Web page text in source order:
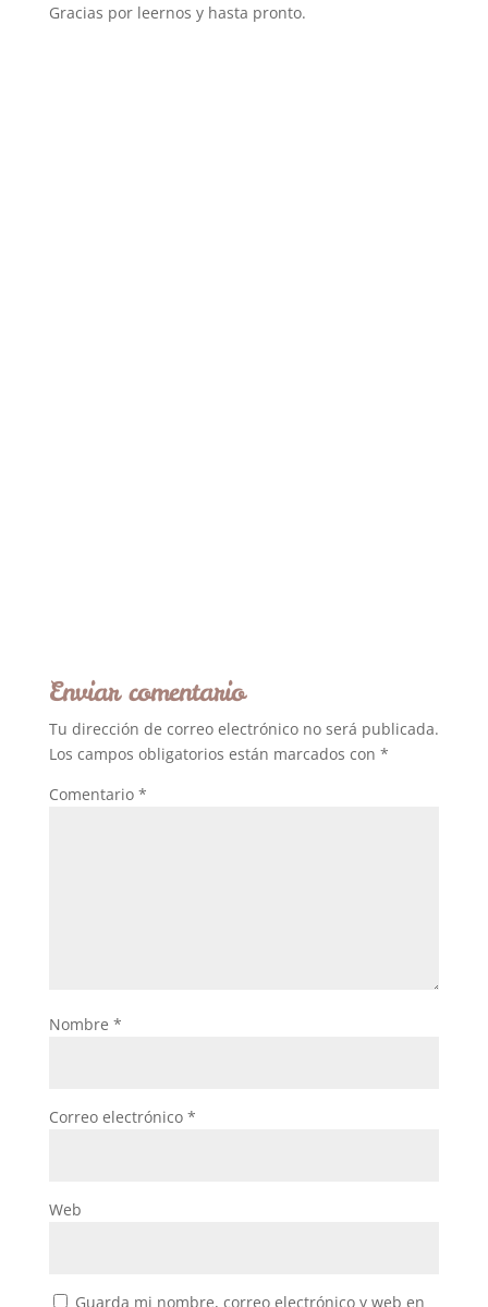
Gracias por leernos y hasta pronto.
Enviar comentario
Tu dirección de correo electrónico no será publicada.
Los campos obligatorios están marcados con *
Comentario *
Nombre *
Correo electrónico *
Web
Guarda mi nombre, correo electrónico y web en